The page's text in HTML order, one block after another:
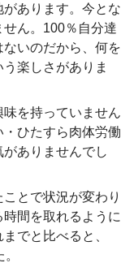
あります。今とな
ん。100％自分達
いのだから、何を
楽しさがありま
を持っていません
ひたすら肉体労働
ありませんでし
とで状況が変わり
間を取れるように
でと比べると、